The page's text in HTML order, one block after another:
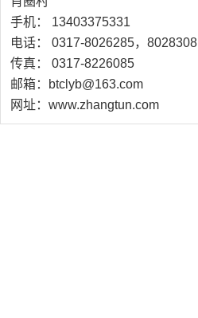
手机： 13403375331
电话： 0317-8026285，8028308
传真： 0317-8226085
邮箱：btclyb@163.com
网址：www.zhangtun.com